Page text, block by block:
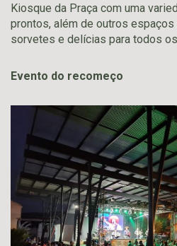
Kiosque da Praça com uma
prontos, além de outros espaços
sorvetes e delícias para todos
Evento do recomeço